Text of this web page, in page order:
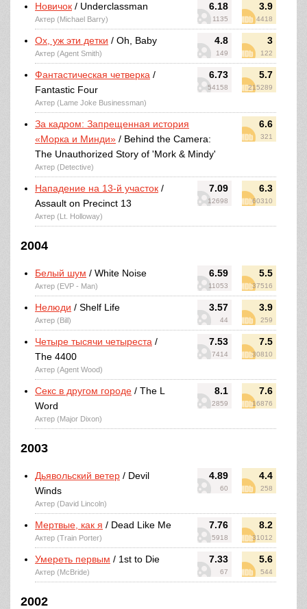
6.18
1135
3.9
4418
Новичок / Underclassman
Актер (Michael Barry)
4.8
149
3
122
Ох, уж эти детки / Oh, Baby
Актер (Agent Smith)
6.73
54158
5.7
215289
Фантастическая четверка /
Fantastic Four
Актер (Lame Joke Businessman)
6.6
321
За кадром: Запрещенная история
«Морка и Минди» / Behind the Camera:
The Unauthorized Story of 'Mork & Mindy'
Актер (Detective)
7.09
12698
6.3
60310
Нападение на 13-й участок /
Assault on Precinct 13
Актер (Lt. Holloway)
2004
6.59
11053
5.5
37516
Белый шум / White Noise
Актер (EVP - Man)
3.57
44
3.9
259
Нелюди / Shelf Life
Актер (Bill)
7.53
7414
7.5
30810
Четыре тысячи четыреста /
The 4400
Актер (Agent Wood)
8.1
2859
7.6
16876
Секс в другом городе / The L
Word
Актер (Major Dixon)
2003
4.89
60
4.4
258
Дьявольский ветер / Devil
Winds
Актер (David Lincoln)
7.76
5918
8.2
31012
Мертвые, как я / Dead Like Me
Актер (Train Porter)
7.33
67
5.6
544
Умереть первым / 1st to Die
Актер (McBride)
2002